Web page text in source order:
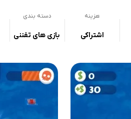
هزینه
اشتراکی
دسته بندی
بازی های تفننی